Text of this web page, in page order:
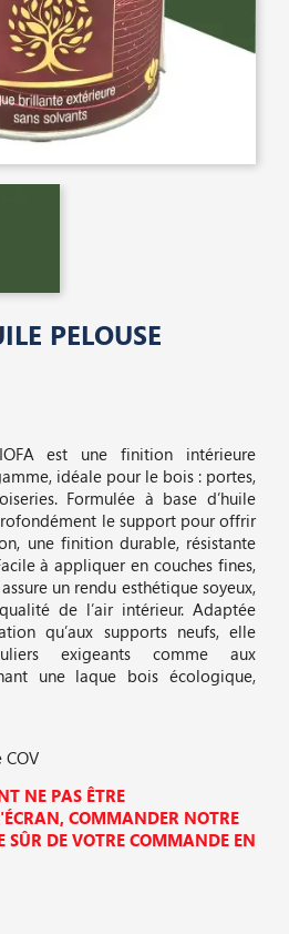
PELOUSE
est une finition intérieure
idéale pour le bois : portes,
Formulée à base d’huile
le support pour offrir
une finition durable, résistante
à appliquer en couches fines,
un rendu esthétique soyeux,
de l’air intérieur. Adaptée
qu’aux supports neufs, elle
exigeants comme aux
une laque bois écologique,
NE PAS ÊTRE
COMMANDER NOTRE
SÛR DE VOTRE COMMANDE EN